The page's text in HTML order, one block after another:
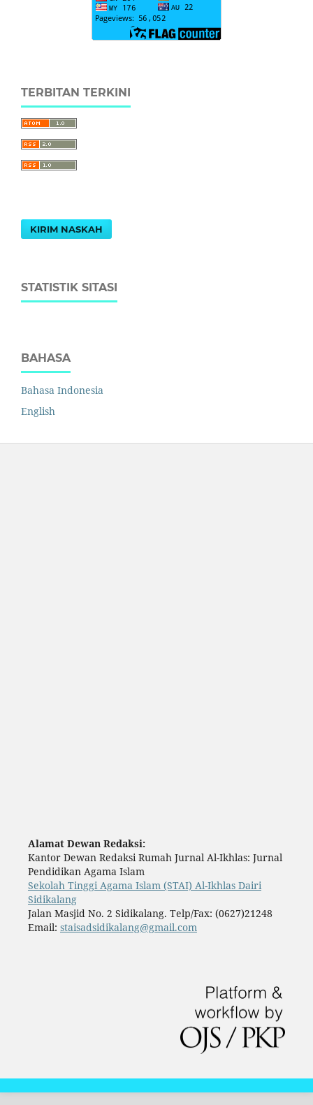
TERBITAN TERKINI
KIRIM NASKAH
STATISTIK SITASI
BAHASA
Bahasa Indonesia
English
Alamat Dewan Redaksi:
Kantor Dewan Redaksi Rumah Jurnal Al-Ikhlas: Jurnal
Pendidikan Agama Islam
Sekolah Tinggi Agama Islam (STAI) Al-Ikhlas Dairi
Sidikalang
Jalan Masjid No. 2 Sidikalang. Telp/Fax: (0627)21248
Email: staisadsidikalang@gmail.com